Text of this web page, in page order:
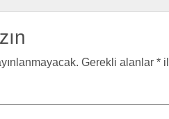
Gerekli alanlar *